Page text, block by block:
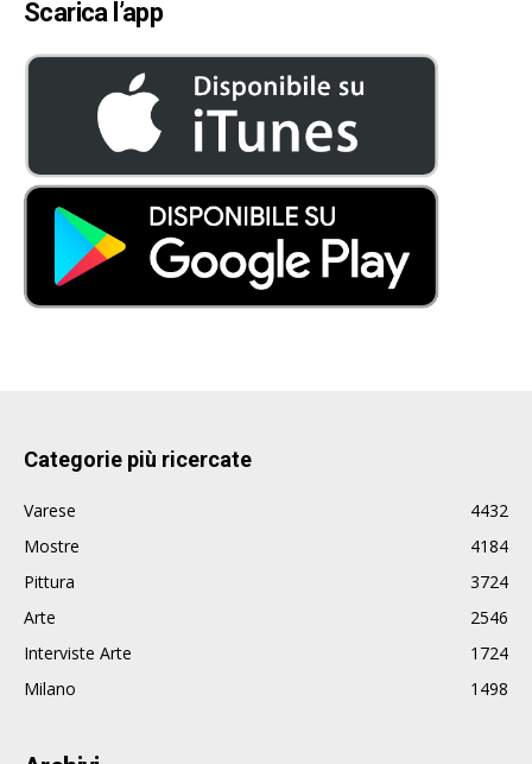
Scarica l’app
Categorie più ricercate
Varese
4432
Mostre
4184
Pittura
3724
Arte
2546
Interviste Arte
1724
Milano
1498